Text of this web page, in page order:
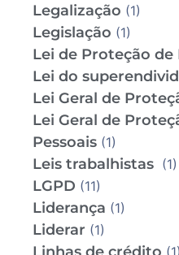
Legalização (1)
Legislação (1)
Lei de Proteção de
Lei do
Lei Geral de
Lei Geral de
Pessoais (1)
Leis trabalhistas (1)
LGPD (11)
Liderança (1)
Liderar (1)